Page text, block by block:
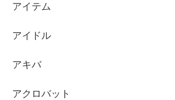
アイテム
アイドル
アキバ
アクロバット